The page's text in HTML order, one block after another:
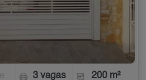
3 vagas 200 m²